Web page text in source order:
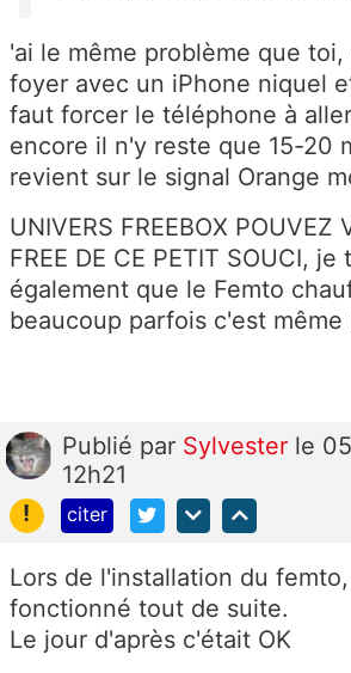
'ai le même problème que toi,
foyer avec un iPhone niquel
faut forcer le téléphone à
encore il n'y reste que 15-20
revient sur le signal Orange
UNIVERS FREEBOX POUVEZ
FREE DE CE PETIT SOUCI, je
également que le Femto
beaucoup parfois c'est même
Publié par Sylvester le
12h21
!
citer
Lors de l'installation du
fonctionné tout de suite.
Le jour d'après c'était OK